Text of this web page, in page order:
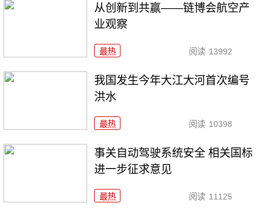
从创新到共赢——链博会航空产
业观察
最热 阅读 13992
我国发生今年大江大河首次编号
洪水
最热 阅读 10398
事关自动驾驶系统安全 相关国标
进一步征求意见
最热 阅读 11125